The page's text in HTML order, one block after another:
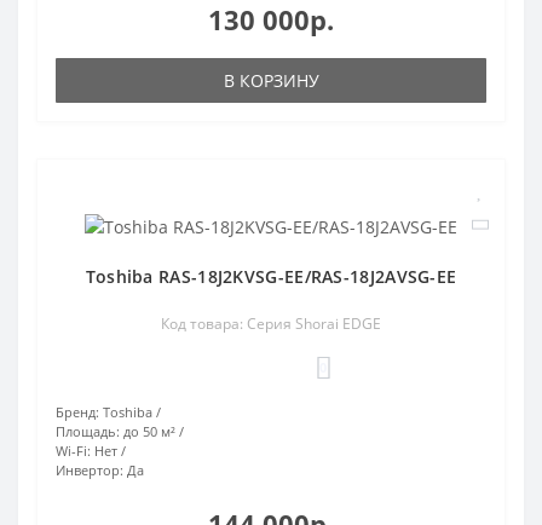
130 000р.
В КОРЗИНУ
Toshiba RAS-18J2KVSG-EE/RAS-18J2AVSG-EE
Код товара: Серия Shorai EDGE
Бренд: Toshiba
Площадь: до 50 м²
Wi-Fi: Нет
Инвертор: Да